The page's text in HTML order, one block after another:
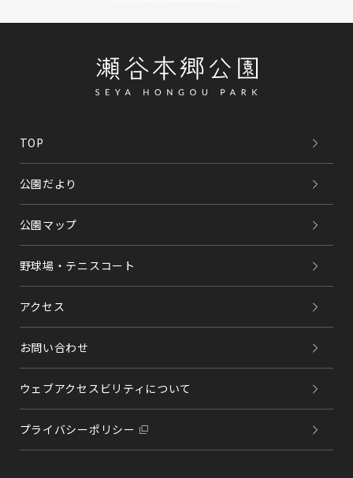
TOP
公園だより
公園マップ
野球場・テニスコート
アクセス
お問い合わせ
ウェブアクセスビリティについて
プライバシーポリシー